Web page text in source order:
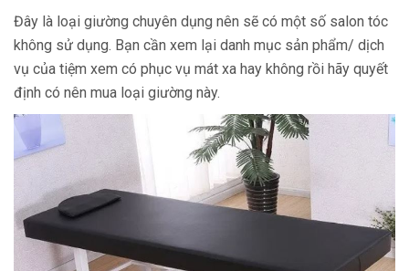
Đây là loại giường chuyên dụng nên sẽ có một số salon tóc
không sử dụng. Bạn cần xem lại danh mục sản phẩm/ dịch
vụ của tiệm xem có phục vụ mát xa hay không rồi hãy quyết
định có nên mua loại giường này.